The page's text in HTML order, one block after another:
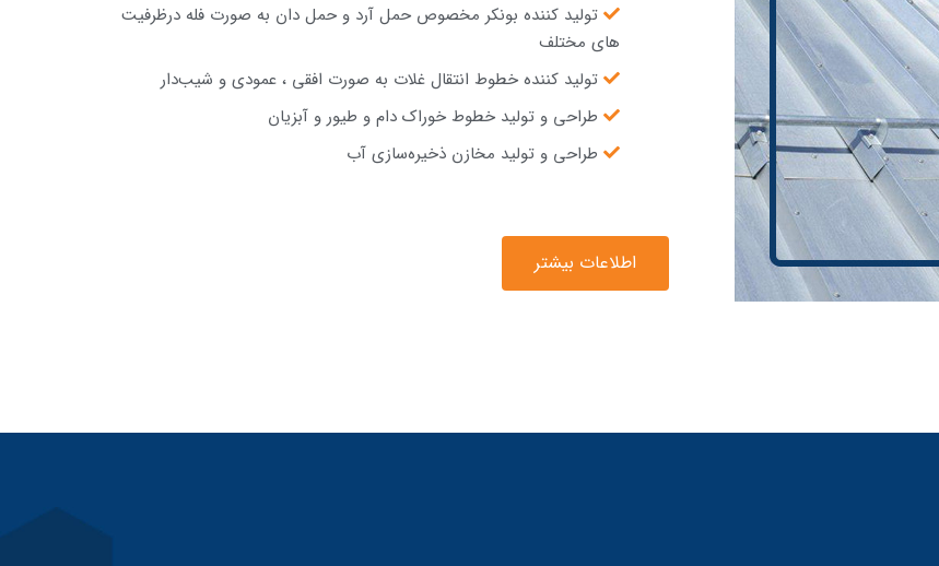
تولید کننده بونکر مخصوص حمل آرد و حمل دان به صورت فله درظرفیت
های مختلف
تولید کننده خطوط انتقال غلات به صورت افقی ، عمودی و شیب‌دار
طراحی و تولید خطوط خوراک دام و طیور و آبزیان
طراحی و تولید مخازن ذخیره‌سازی آب
اطلاعات بیشتر